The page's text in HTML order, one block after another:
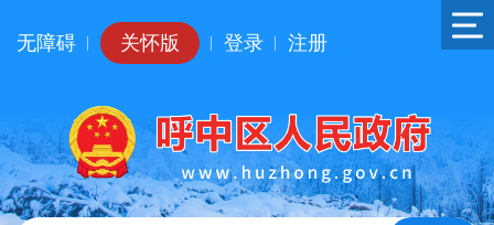
无障碍 关怀版 登录 注册